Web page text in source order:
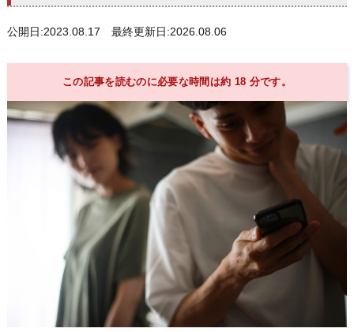
公開日:2023.08.17 最終更新日:2026.08.06
この記事を読むのに必要な時間は約 18 分です。